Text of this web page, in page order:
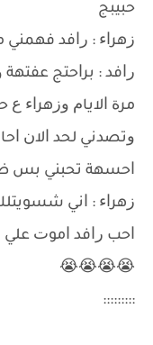
ﺣﺒﻴﺒﺞ
ﺯﻫﺮﺍﺀ : ﺭﺍﻓﺪ
ﺭﺍﻓﺪ : ﺑﺮﺍﺣﺘﺞ
ﻣﺮﺓ ﺍﻻﻳﺎﻡ ﻭﺯﻫﺮﺍﺀ ﻉ
ﻭﺗﺼﺪﻧﻲ ﻟﺤﺪ ﺍﻻﻥ
ﺍﺣﺴﻬﺔ ﺗﺤﺒﻨﻲ ﺑﺲ
ﺯﻫﺮﺍﺀ : ﺍﻧﻲ
ﺍﺣﺐ ﺭﺍﻓﺪ ﺍﻣﻮﺕ
😭😭😭😭
:::::::::